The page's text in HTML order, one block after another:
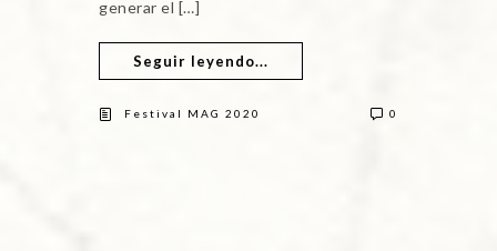
generar el […]
Seguir leyendo...
Festival MAG 2020 0